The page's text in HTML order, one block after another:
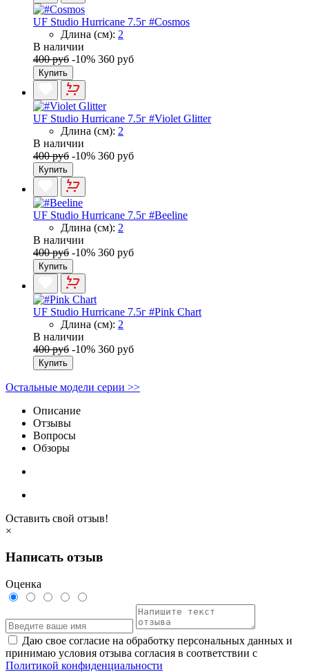
UF Studio Hurricane 7.5г #Cosmos
Длина (см): 2
В наличии
400 руб -10% 360 руб
Купить
UF Studio Hurricane 7.5г #Violet Glitter
Длина (см): 2
В наличии
400 руб -10% 360 руб
Купить
UF Studio Hurricane 7.5г #Beeline
Длина (см): 2
В наличии
400 руб -10% 360 руб
Купить
UF Studio Hurricane 7.5г #Pink Chart
Длина (см): 2
В наличии
400 руб -10% 360 руб
Купить
Остальные модели серии >>
Описание
Отзывы
Вопросы
Обзоры
Оставить свой отзыв!
×
Написать отзыв
Оценка
Даю свое согласие на обработку персональных данных и
принимаю условия отзыва согласия в соответствии с
Политикой конфиденциальности